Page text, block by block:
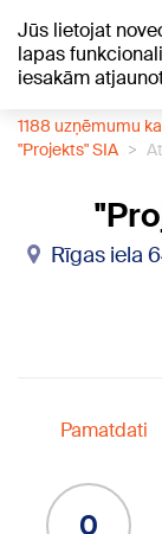
Jūs lietojat
lapas
iesakām
1188 uzņēmumu
"Projekts" SIA
Rīgas iela
Pamatdati
0